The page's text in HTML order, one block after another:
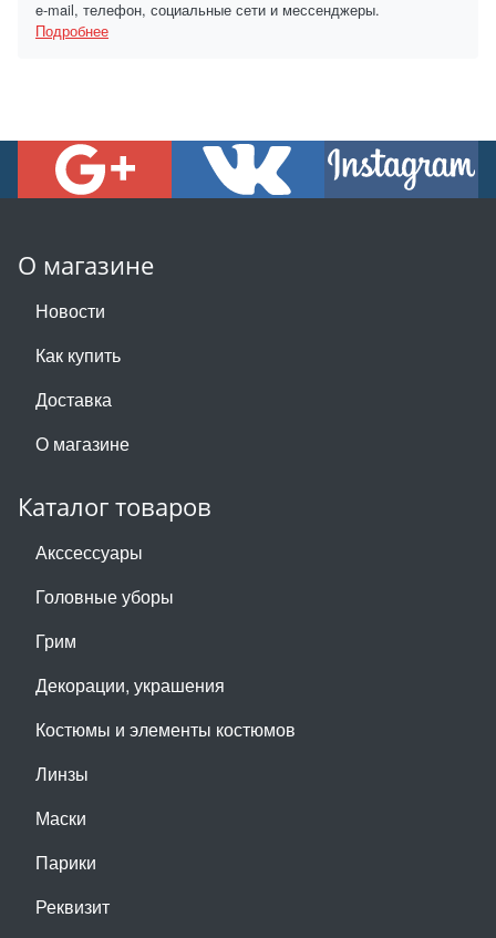
e-mail, телефон, социальные сети и мессенджеры.
Подробнее
О магазине
Новости
Как купить
Доставка
О магазине
Каталог товаров
Акссессуары
Головные уборы
Грим
Декорации, украшения
Костюмы и элементы костюмов
Линзы
Маски
Парики
Реквизит